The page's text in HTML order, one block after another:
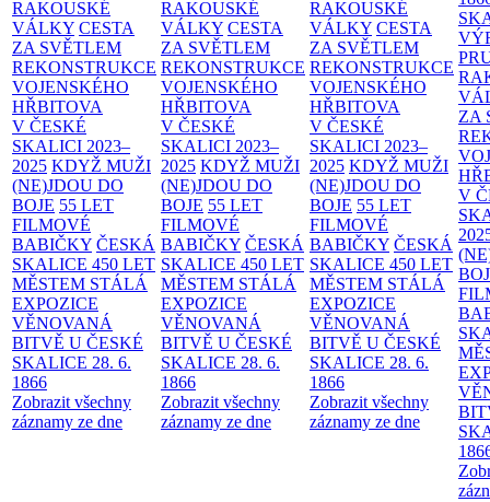
RAKOUSKÉ
VÁLKY CESTA
ZA SVĚTLEM
REKONSTRUKCE
VOJENSKÉHO
HŘBITOVA
V ČESKÉ
SKALICI 2023–
2025 KDYŽ MUŽI
(NE)JDOU DO
BOJE 55 LET
FILMOVÉ
BABIČKY ČESKÁ
SKALICE 450 LET
MĚSTEM STÁLÁ
EXPOZICE
VĚNOVANÁ
BITVĚ U ČESKÉ
SKALICE 28. 6.
1866
Zobrazit všechny
záznamy ze dne
RAKOUSKÉ
VÁLKY CESTA
ZA SVĚTLEM
REKONSTRUKCE
VOJENSKÉHO
HŘBITOVA
V ČESKÉ
SKALICI 2023–
2025 KDYŽ MUŽI
(NE)JDOU DO
BOJE 55 LET
FILMOVÉ
BABIČKY ČESKÁ
SKALICE 450 LET
MĚSTEM STÁLÁ
EXPOZICE
VĚNOVANÁ
BITVĚ U ČESKÉ
SKALICE 28. 6.
1866
Zobrazit všechny
záznamy ze dne
RAKOUSKÉ
VÁLKY CESTA
ZA SVĚTLEM
REKONSTRUKCE
VOJENSKÉHO
HŘBITOVA
V ČESKÉ
SKALICI 2023–
2025 KDYŽ MUŽI
(NE)JDOU DO
BOJE 55 LET
FILMOVÉ
BABIČKY ČESKÁ
SKALICE 450 LET
MĚSTEM STÁLÁ
EXPOZICE
VĚNOVANÁ
BITVĚ U ČESKÉ
SKALICE 28. 6.
1866
Zobrazit všechny
záznamy ze dne
ZA
V